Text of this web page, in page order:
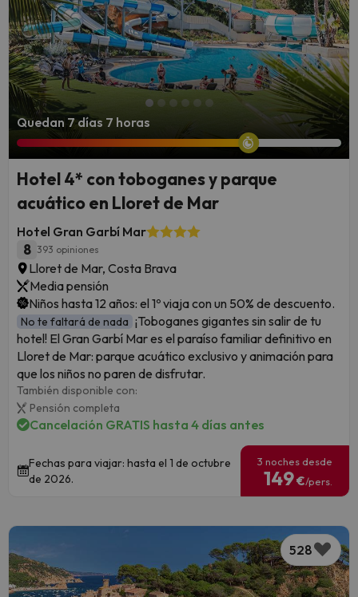
Quedan 7 días 7 horas
Hotel 4* con toboganes y parque
acuático en Lloret de Mar
Hotel Gran Garbí Mar
8 393 opiniones
Lloret de Mar, Costa Brava
Media pensión
Niños hasta 12 años: el 1º viaja con un 50% de descuento.
No te faltará de nada ¡Toboganes gigantes sin salir de tu
hotel! El Gran Garbí Mar es el paraíso familiar definitivo en
Lloret de Mar: parque acuático exclusivo y animación para
que los niños no paren de disfrutar.
También disponible con:
Pensión completa
Cancelación GRATIS hasta 4 días antes
Fechas para viajar: hasta el 1 de octubre
de 2026.
3 noches desde
149€/pers.
528